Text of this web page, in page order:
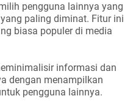
pengguna lainnya yang
paling diminat. Fitur ini
biasa populer di media
informasi dan
dengan menampilkan
pengguna lainnya.